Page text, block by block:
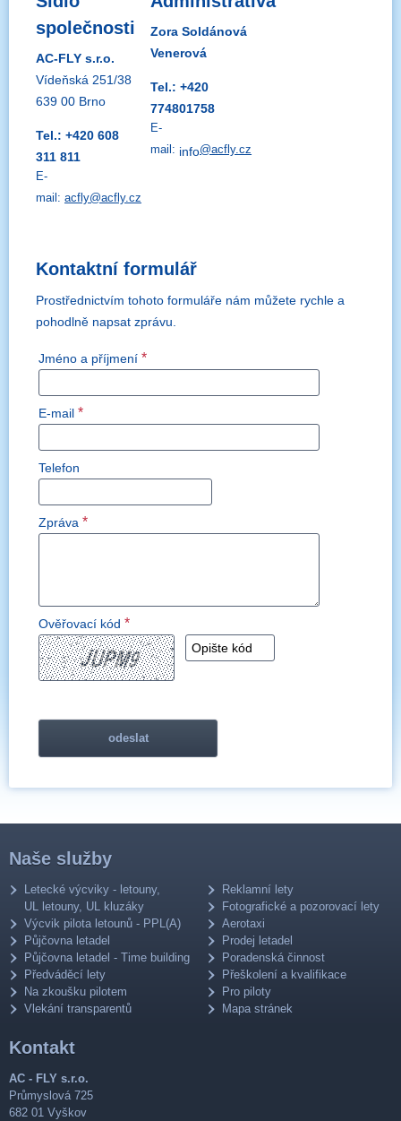
společnosti
AC-FLY s.r.o.
Vídeňská 251/38
639 00 Brno
Tel.: +420 608
311 811
E-
mail: acfly@acfly.cz
Zora Soldánová
Venerová
Tel.: +420
774801758
E-
mail: info@acfly.cz
Kontaktní formulář
Prostřednictvím tohoto formuláře nám můžete rychle a
pohodlně napsat zprávu.
Jméno a příjmení *
E-mail *
Telefon
Zpráva *
Ověřovací kód *
Naše služby
Letecké výcviky - letouny,
UL letouny, UL kluzáky
Výcvik pilota letounů - PPL(A)
Půjčovna letadel
Půjčovna letadel - Time building
Předváděcí lety
Na zkoušku pilotem
Vlekání transparentů
Reklamní lety
Fotografické a pozorovací lety
Aerotaxi
Prodej letadel
Poradenská činnost
Přeškolení a kvalifikace
Pro piloty
Mapa stránek
Kontakt
AC - FLY s.r.o.
Průmyslová 725
682 01 Vyškov